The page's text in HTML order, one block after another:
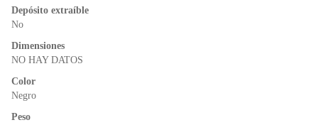
Depósito extraíble
No
Dimensiones
NO HAY DATOS
Color
Negro
Peso